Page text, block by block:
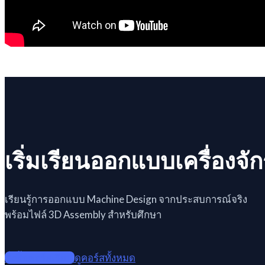
เริ่มเรียนออกแบบเครื่องจั
เรียนรู้การออกแบบ Machine Design จากประสบการณ์จริง
พร้อมไฟล์ 3D Assembly สำหรับศึกษา
สั่งซื้อคอร์สเรียน ดูคอร์สทั้งหมด